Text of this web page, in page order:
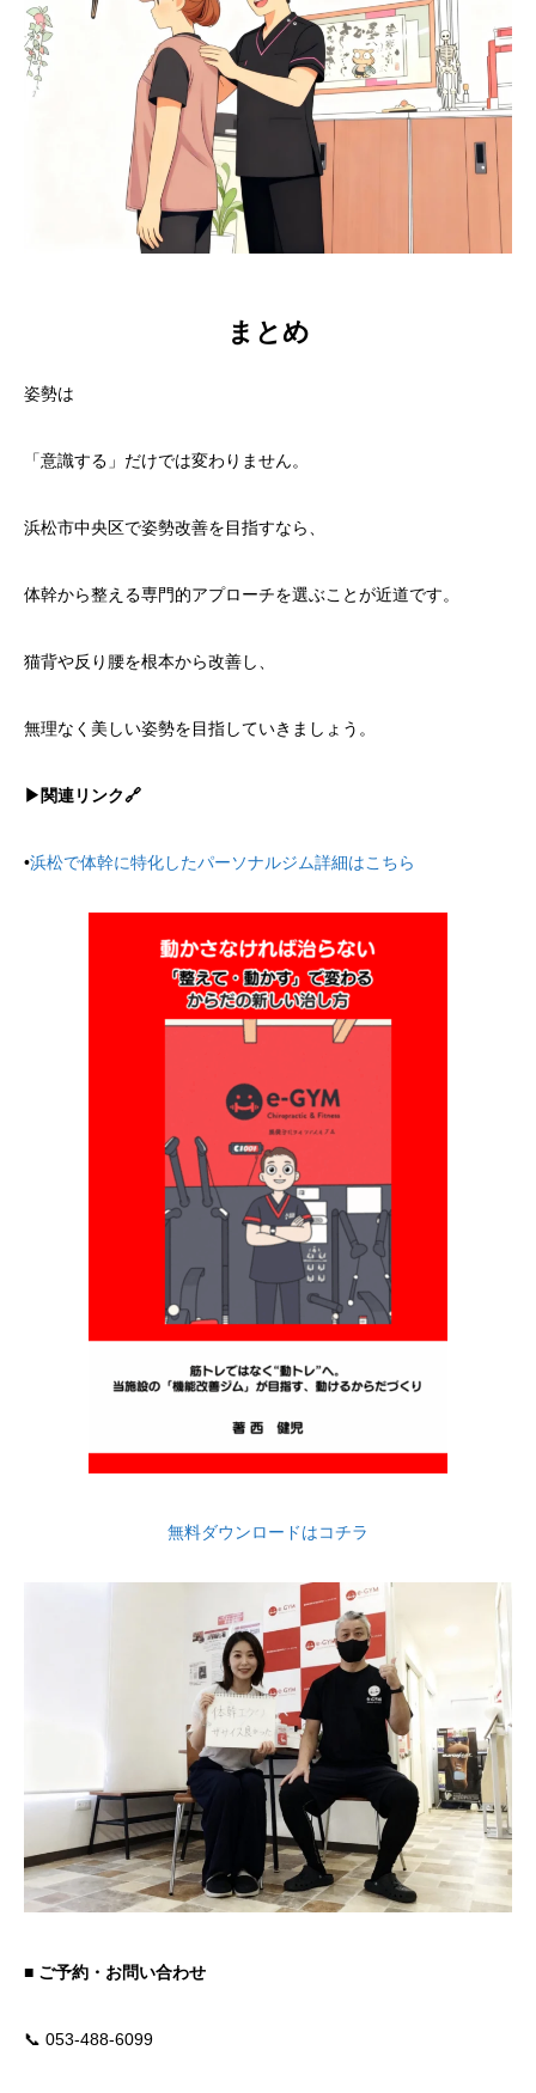
まとめ
姿勢は
「意識する」だけでは変わりません。
浜松市中央区で姿勢改善を目指すなら、
体幹から整える専門的アプローチを選ぶことが近道です。
猫背や反り腰を根本から改善し、
無理なく美しい姿勢を目指していきましょう。
▶︎関連リンク🔗
•浜松で体幹に特化したパーソナルジム詳細はこちら
無料ダウンロードはコチラ
■ ご予約・お問い合わせ
📞 053-488-6099